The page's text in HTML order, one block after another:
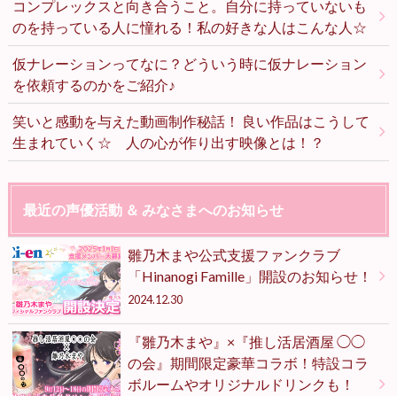
コンプレックスと向き合うこと。自分に持っていないも
のを持っている人に憧れる！私の好きな人はこんな人☆
仮ナレーションってなに？どういう時に仮ナレーション
を依頼するのかをご紹介♪
笑いと感動を与えた動画制作秘話！ 良い作品はこうして
生まれていく☆ 人の心が作り出す映像とは！？
最近の声優活動 ＆ みなさまへのお知らせ
雛乃木まや公式支援ファンクラブ
「Hinanogi Famille」開設のお知らせ！
2024.12.30
『雛乃木まや』×『推し活居酒屋 ◯◯
の会』期間限定豪華コラボ！特設コラ
ボルームやオリジナルドリンクも！